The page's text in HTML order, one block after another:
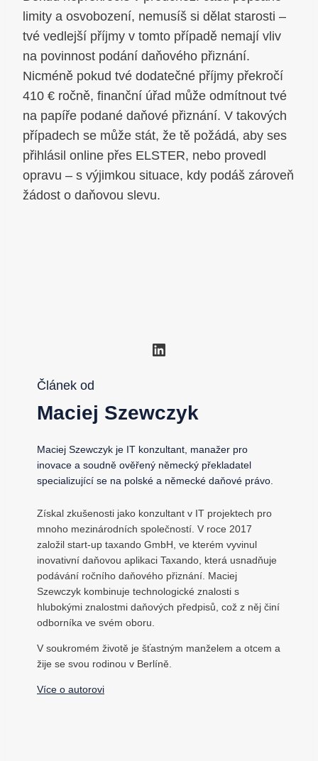
limity a osvobození, nemusíš si dělat starosti –
tvé vedlejší příjmy v tomto případě nemají vliv
na povinnost podání daňového přiznání.
Nicméně pokud tvé dodatečné příjmy překročí
410 € ročně, finanční úřad může odmítnout tvé
na papíře podané daňové přiznání. V takových
případech se může stát, že tě požádá, aby ses
přihlásil online přes ELSTER, nebo provedl
opravu – s výjimkou situace, kdy podáš zároveň
žádost o daňovou slevu.
LinkedIn
Článek od
Maciej Szewczyk
Maciej Szewczyk je IT konzultant, manažer pro
inovace a soudně ověřený německý překladatel
specializující se na polské a německé daňové právo.
Získal zkušenosti jako konzultant v IT projektech pro
mnoho mezinárodních společností. V roce 2017
založil start-up taxando GmbH, ve kterém vyvinul
inovativní daňovou aplikaci Taxando, která usnadňuje
podávání ročního daňového přiznání. Maciej
Szewczyk kombinuje technologické znalosti s
hlubokými znalostmi daňových předpisů, což z něj činí
odborníka ve svém oboru.
V soukromém životě je šťastným manželem a otcem a
žije se svou rodinou v Berlíně.
Více o autorovi